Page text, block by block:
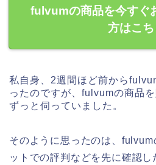
fulvumの商品を今すぐ
方はこち
私自身、2週間ほど前から
ったのですが、fulvumの商品
ずっと伺っていました。
そのように思ったのは、
ットでの評判などを先に確認